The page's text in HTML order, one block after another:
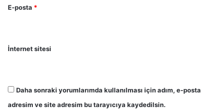
E-posta *
İnternet sitesi
Daha sonraki yorumlarımda kullanılması için adım, e-posta
adresim ve site adresim bu tarayıcıya kaydedilsin.